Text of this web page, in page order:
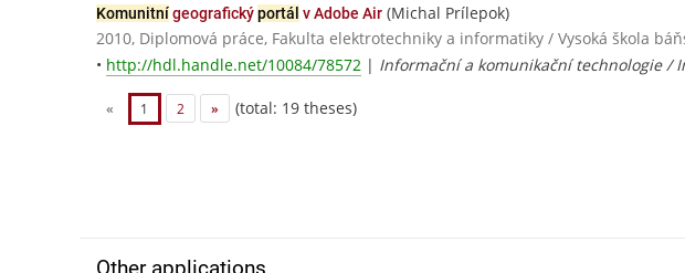
Komunitnígeografickýportál v Adobe Air (Michal Prílepok)
2010, Diplomová práce, Fakulta elektrotechniky a informatiky / Vysoká škola
• http://hdl.handle.net/10084/78572 | Informační a komunikační technologie /
« 1 2 » (total: 19 theses)